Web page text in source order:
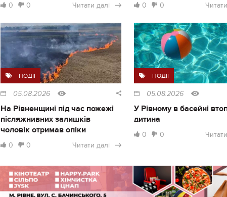
0 0 Читати далі 0 0
ПОДІЇ
05.08.2026
На Рівненщині під час пожежі
післяжнивних залишків
чоловік отримав опіки
0 0 Читати далі
ПОДІЇ
05.08.2026
У Рівному в басейні
дитина
0 0